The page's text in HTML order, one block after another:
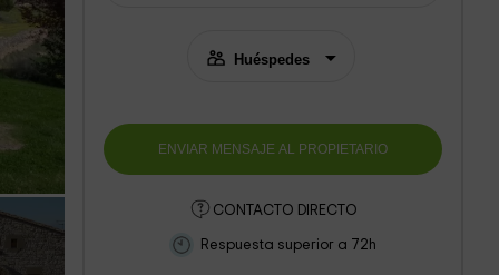
CONTACTO DIRECTO
Respuesta superior a 72h